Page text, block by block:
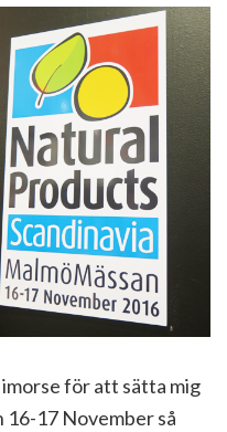
för att sätta mig
17 November så